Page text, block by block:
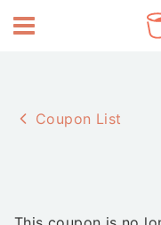
Coupon List